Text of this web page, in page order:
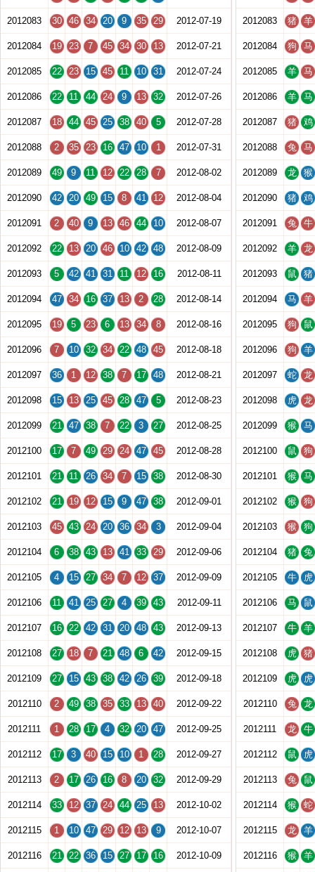
2012083 30 46 34 20 9 35 29 2012-07-19
2012084 19 23 7 45 34 30 13 2012-07-21
2012085 22 23 15 45 11 10 31 2012-07-24
2012086 22 11 44 24 9 13 32 2012-07-26
2012087 18 44 45 25 38 40 5 2012-07-28
2012088 2 35 23 16 47 10 1 2012-07-31
2012089 49 9 11 12 22 28 7 2012-08-02
2012090 42 20 49 15 8 41 12 2012-08-04
2012091 2 40 9 13 46 44 10 2012-08-07
2012092 22 13 20 46 10 42 48 2012-08-09
2012093 5 42 41 31 11 12 16 2012-08-11
2012094 47 34 16 37 13 2 28 2012-08-14
2012095 19 5 23 6 13 34 8 2012-08-16
2012096 7 10 32 34 22 48 45 2012-08-18
2012097 36 1 12 38 7 17 48 2012-08-21
2012098 15 13 25 45 28 47 5 2012-08-23
2012099 21 47 38 7 22 3 27 2012-08-25
2012100 17 7 49 29 24 47 45 2012-08-28
2012101 21 11 26 34 7 15 38 2012-08-30
2012102 21 19 12 15 9 47 38 2012-09-01
2012103 45 43 24 20 36 34 3 2012-09-04
2012104 6 38 43 13 41 33 29 2012-09-06
2012105 4 15 27 34 7 12 37 2012-09-09
2012106 11 41 25 27 4 39 43 2012-09-11
2012107 16 22 42 31 20 48 43 2012-09-13
2012108 27 18 7 21 48 6 42 2012-09-15
2012109 27 15 43 38 42 26 39 2012-09-18
2012110 2 49 38 35 33 13 40 2012-09-22
2012111 1 28 17 4 32 20 47 2012-09-25
2012112 17 3 40 15 10 1 28 2012-09-27
2012113 2 17 26 16 8 20 32 2012-09-29
2012114 33 12 37 24 44 25 13 2012-10-02
2012115 1 10 47 29 12 13 9 2012-10-07
2012116 21 22 36 15 27 17 16 2012-10-09
2012083 猪 羊
2012084 狗 马
2012085 羊 马
2012086 羊 马
2012087 猪 鸡
2012088 兔 马
2012089 龙 猴
2012090 猪 鸡
2012091 兔 牛
2012092 羊 龙
2012093 鼠 猪
2012094 马 羊
2012095 狗 鼠
2012096 狗 羊
2012097 蛇 龙
2012098 虎 龙
2012099 猴 马
2012100 鼠 狗
2012101 猴 马
2012102 猴 狗
2012103 猴 狗
2012104 猪 兔
2012105 牛 虎
2012106 马 鼠
2012107 牛 羊
2012108 虎 猪
2012109 虎 虎
2012110 兔 龙
2012111 龙 牛
2012112 鼠 虎
2012113 兔 鼠
2012114 猴 蛇
2012115 龙 羊
2012116 猴 羊